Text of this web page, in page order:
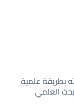
علمية
العلمي